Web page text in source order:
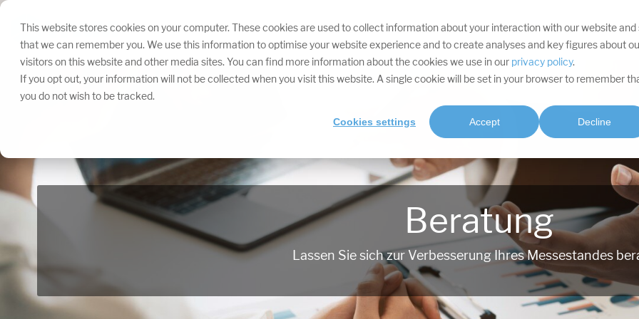
This website stores cookies on your computer. These cookies are used to collect information about your interaction with our website and
that we can remember you. We use this information to optimise your website experience and to create analyses and key figures about
visitors on this website and other media sites. You can find more information about the cookies we use in our privacy policy.
If you opt out, your information will not be collected when you visit this website. A single cookie will be set in your browser to remember
you do not wish to be tracked.
Cookies settings Accept Decline
Navigation
überspringen.
IHRE ZIELE DIVISIONEN LEISTUNGEN PROJEKTE SOFTWARE
Beratung
Lassen Sie sich zur Verbesserung Ihres Messestandes